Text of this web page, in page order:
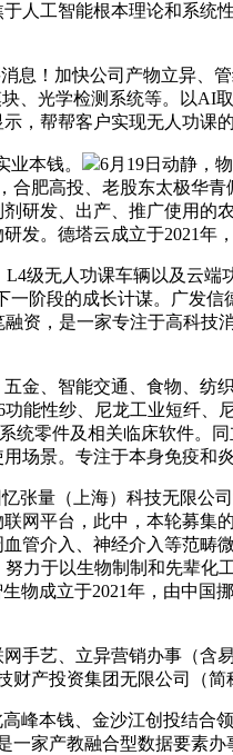
人工智能根本理论和系统
！加快公司产物立异、
、光学检测系统等。以AI
，帮帮客户实现无人功课
本钱。
6月19日动静，
肥高投、老股东太极华
研发、出产、推广使用的
发。德塔云成立于2021年，
无人功课车辆以及云端
阶段的成长计谋。广发
资，是一家专注于高科技
、智能交通、食物、纺
能性纱、尼龙工业短纤、
零件及相关临床软件。
场景。专注于本身免疫和
量（上海）科技无限公
网平台，此中，本轮募
管介入、神经介入等范畴
力于以生物制制和先辈化
物成立于2021年，由中国
艺、立异营销办事（含
产投资集团无限公司（简
本钱、金沙江创投结合
家产教融合型数据要素